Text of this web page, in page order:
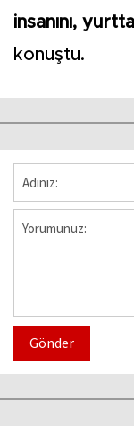
insanını,
konuştu.
Gönder